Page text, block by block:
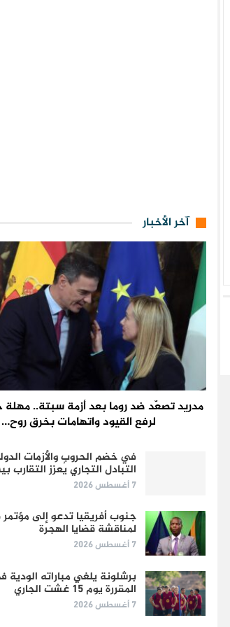
آخر الأخبار
مدريد تصعّد ضد روما بعد أزمة سبتة.. مهلة
لرفع القيود واتهامات بخرق روح…
في خضم الحروب والأزمات
التبادل التجاري يُعزز التقارب
7 أغسطس 2026
جنوب أفريقيا تدعو إلى
لمناقشة قضايا الهجرة
7 أغسطس 2026
برشلونة يلغي مباراته
المقررة يوم 15 غشت الجاري
7 أغسطس 2026